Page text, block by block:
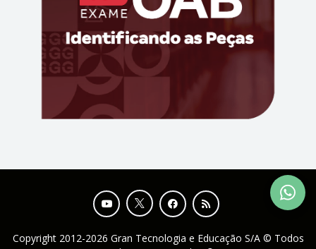
Copyright 2012-2026 Gran Tecnologia e Educação S/A © Todos